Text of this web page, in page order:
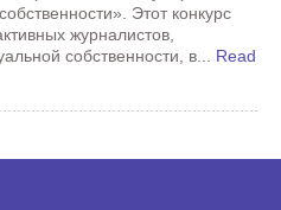
Этот конкурс
журналистов,
собственности, в... Read